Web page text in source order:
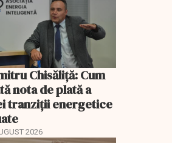
Chisăliță: Cum
nota de plată a
tranziții energetice
2026